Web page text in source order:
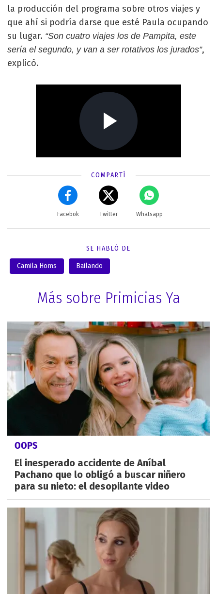
la producción del programa sobre otros viajes y
que ahí si podría darse que esté Paula ocupando
su lugar. “Son cuatro viajes los de Pampita, este
sería el segundo, y van a ser rotativos los jurados”,
explicó.
COMPARTÍ
Facebok Twitter Whatsapp
SE HABLÓ DE
Camila Homs Bailando
Más sobre Primicias Ya
OOPS
El inesperado accidente de Aníbal
Pachano que lo obligó a buscar niñero
para su nieto: el desopilante video